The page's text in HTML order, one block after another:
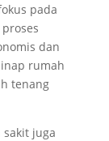
pada
dan
rumah
tenang
juga